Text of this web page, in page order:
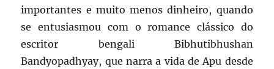
importantes e muito menos dinheiro, quando
se entusiasmou com o romance clássico do
escritor bengali Bibhutibhushan
Bandyopadhyay, que narra a vida de Apu desde